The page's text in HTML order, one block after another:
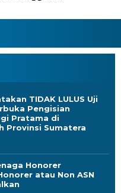
TIDAK LULUS Uji
Pengisian
Provinsi Sumatera
Honorer
Lulus Seleksi